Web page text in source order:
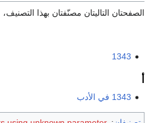
الصفحتان التاليتان مصنّفتان بهذا التصنيف،
1343
1343 في الأدب